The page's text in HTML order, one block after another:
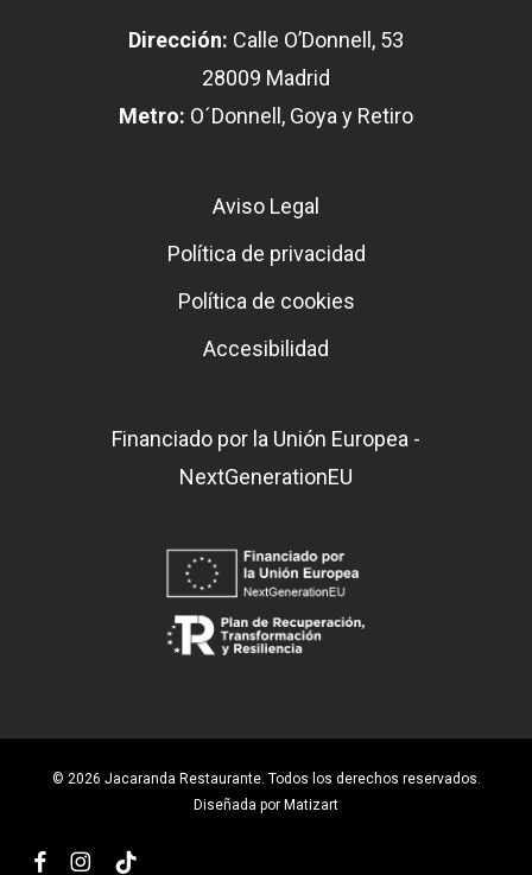
Dirección: Calle O’Donnell, 53
28009 Madrid
Metro: O´Donnell, Goya y Retiro
Aviso Legal
Política de privacidad
Política de cookies
Accesibilidad
Financiado por la Unión Europea -
NextGenerationEU
© 2026 Jacaranda Restaurante. Todos los derechos reservados.
Diseñada por Matizart
facebookinstagram
tiktok